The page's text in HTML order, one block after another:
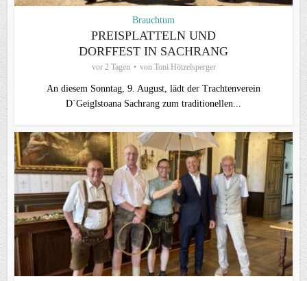
Brauchtum
PREISPLATTELN UND
DORFFEST IN SACHRANG
vor 2 Tagen von Toni Hötzelsperger
An diesem Sonntag, 9. August, lädt der Trachtenverein
D`Geiglstoana Sachrang zum traditionellen...